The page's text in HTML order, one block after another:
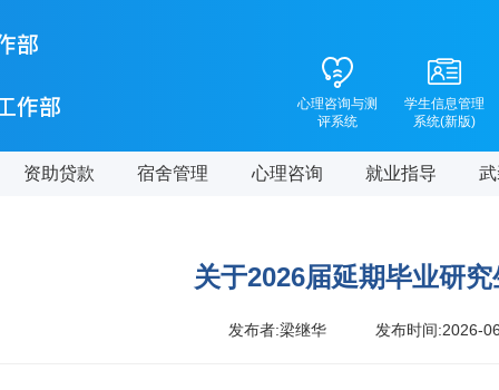
心理咨询与测
评系统
学生信息管理
系统(新版)
资助贷款 宿舍管理 心理咨询 就业指导
关于2026届延期毕业研
发布者:梁继华 发布时间:2026-